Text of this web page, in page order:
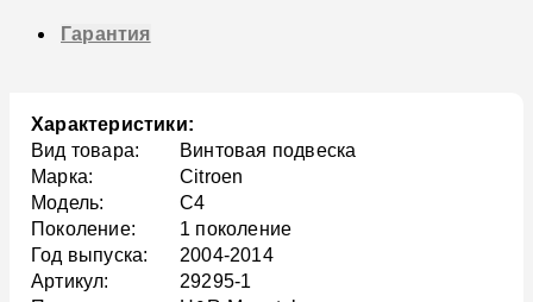
Гарантия
Характеристики:
Вид товара:
Винтовая подвеска
Марка:
Citroen
Модель:
C4
Поколение:
1 поколение
Год выпуска:
2004-2014
Артикул:
29295-1